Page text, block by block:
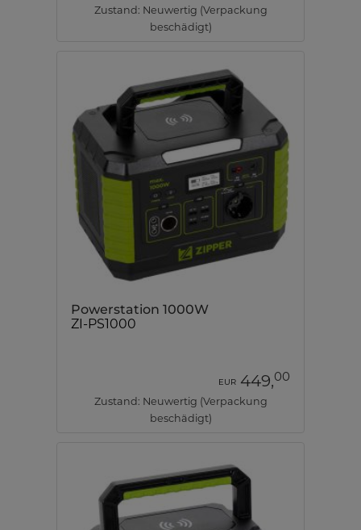
Zustand: Neuwertig (Verpackung
beschädigt)
Powerstation 1000W
ZI-PS1000
EUR 449,00
Zustand: Neuwertig (Verpackung
beschädigt)